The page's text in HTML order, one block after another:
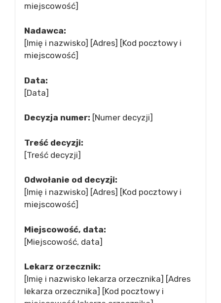
miejscowość]
Nadawca:
[Imię i nazwisko] [Adres] [Kod pocztowy i
miejscowość]
Data:
[Data]
Decyzja numer: [Numer decyzji]
Treść decyzji:
[Treść decyzji]
Odwołanie od decyzji:
[Imię i nazwisko] [Adres] [Kod pocztowy i
miejscowość]
Miejscowość, data:
[Miejscowość, data]
Lekarz orzecznik:
[Imię i nazwisko lekarza orzecznika] [Adres
lekarza orzecznika] [Kod pocztowy i